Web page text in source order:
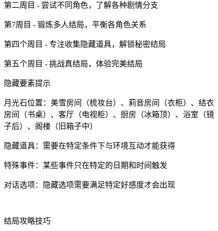
第二周目 - 尝试不同角色，了解各种剧情分支
第7周目 - 锻炼多人结局，平衡各角色关系
第四个周目 - 专注收集隐藏道具，解锁秘密结局
第五个周目 - 挑战真结局，体验完美结局
隐藏要素提示
月光石位置：美雪房间（梳妆台）、莉音房间（衣柜）、结衣
房间（书桌）、客厅（电视柜）、厨房（冰箱顶）、浴室（镜
子后）、阁楼（旧箱子中）
隐藏道具：需要在特定条件下与环境互动才能获得
特殊事件：某些事件只在特定的日期和时间触发
对话选项：隐藏选项需要满足特定好感度才会出现
结局攻略技巧